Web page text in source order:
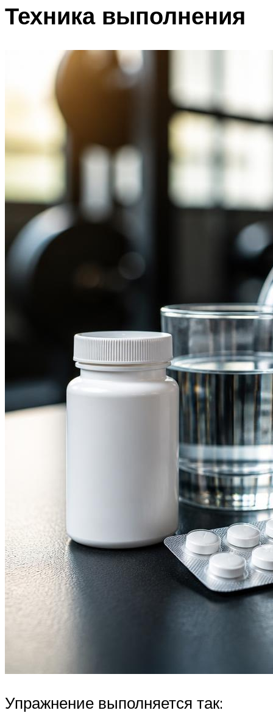
Техника выполнения
Упражнение выполняется так: